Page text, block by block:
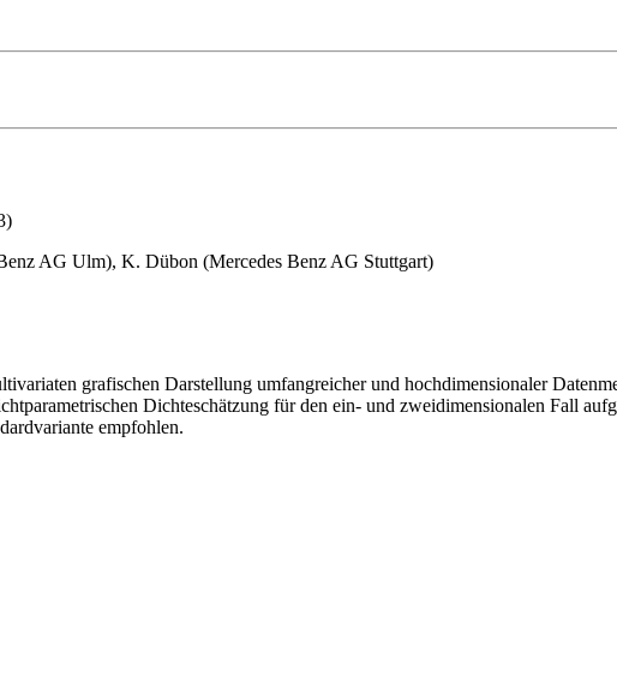
AG Ulm), K. Dübon (Mercedes Benz AG Stuttgart)
grafischen Darstellung umfangreicher und hochdimensionaler
Dichteschätzung für den ein- und zweidimensionalen Fall
empfohlen.